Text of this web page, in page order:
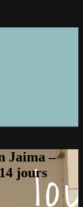
Jaima –
jours